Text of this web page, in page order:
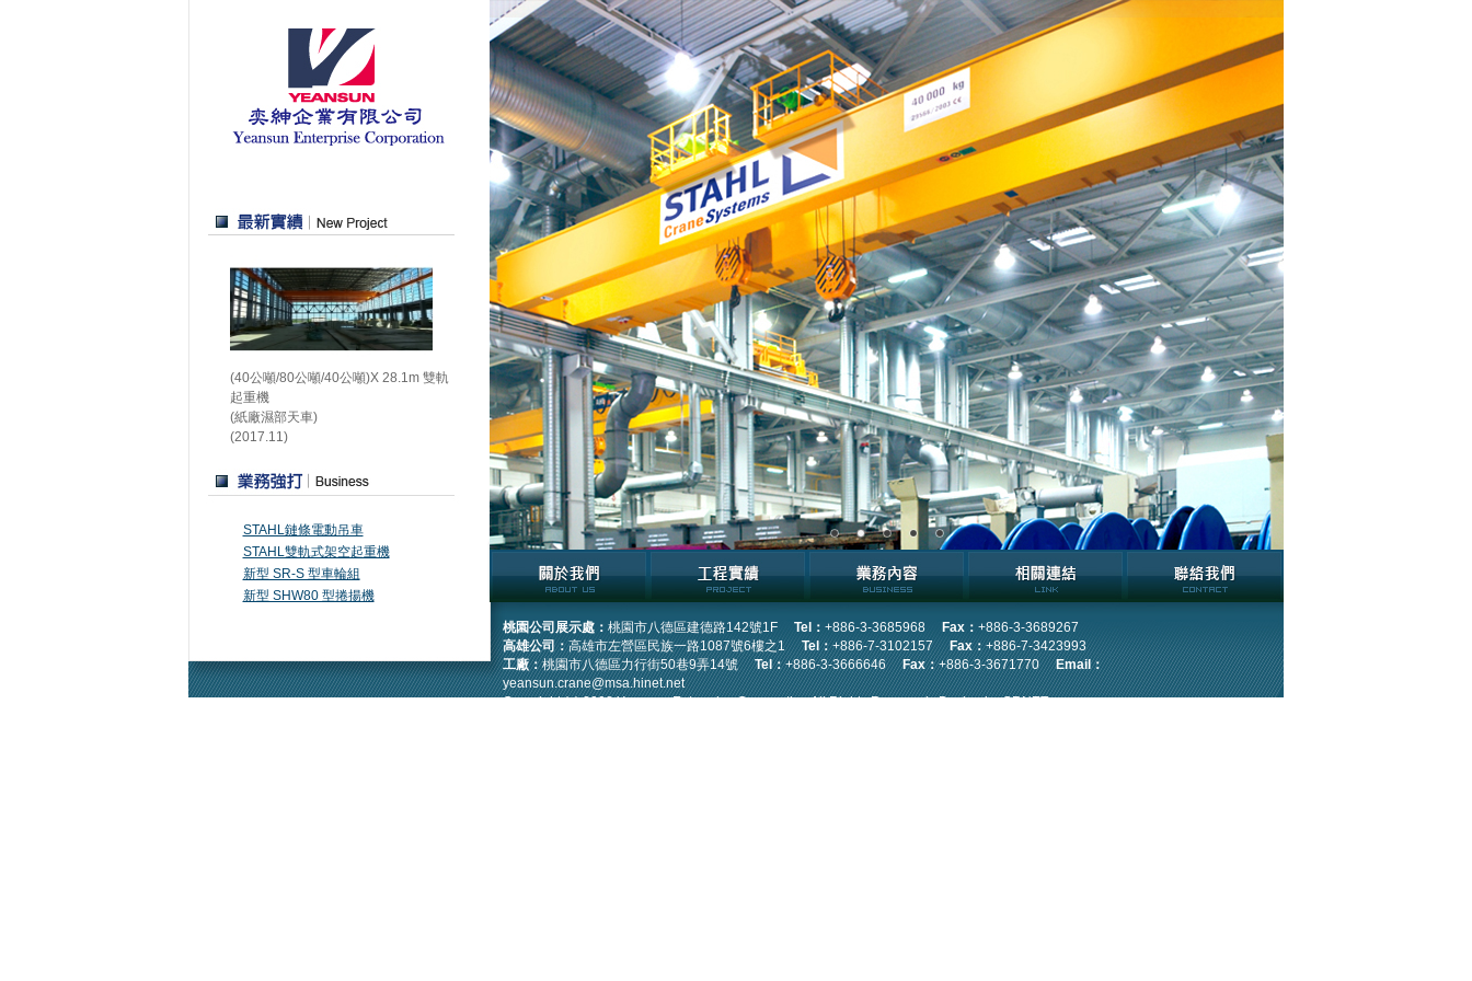
(40公噸/80公噸/40公噸)X 28.1m 雙軌
起重機
(紙廠濕部天車)
(2017.11)
STAHL鏈條電動吊車
STAHL雙軌式架空起重機
新型 SR-S 型車輪組
新型 SHW80 型捲揚機
桃園公司展示處： 桃園市八德區建德路142號1F Tel： +886-3-3685968 Fax： +886-3-3689267
高雄公司：高雄市左營區民族一路1087號6樓之1 Tel：+886-7-3102157 Fax：+886-7-3423993
工廠：桃園市八德區力行街50巷9弄14號 Tel：+886-3-3666646 Fax：+886-3-3671770
Email：
yeansun.crane@msa.hinet.net
Copyright (c) 2008 Yeansun Enterprise Corporation All Rights Reserved. Design byGRNET